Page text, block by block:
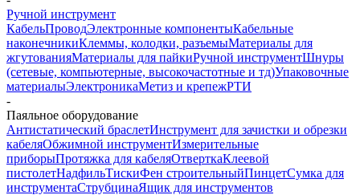
Ручной инструмент
КабельПроводЭлектронные компонентыКабельные
наконечникиКлеммы, колодки, разъемыМатериалы для
жгутованияМатериалы для пайкиРучной инструментШнуры
(сетевые, компьютерные, высокочастотные и тд)Упаковочные
материалыЭлектроникаМетиз и крепежРТИ
-
Паяльное оборудование
Антистатический браслетИнструмент для зачистки и обрезки
кабеляОбжимной инструментИзмерительные
приборыПротяжка для кабеляОтверткаКлеевой
пистолетНадфильТискиФен строительныйПинцетСумка для
инструментаСтрубцинаЯщик для инструментов